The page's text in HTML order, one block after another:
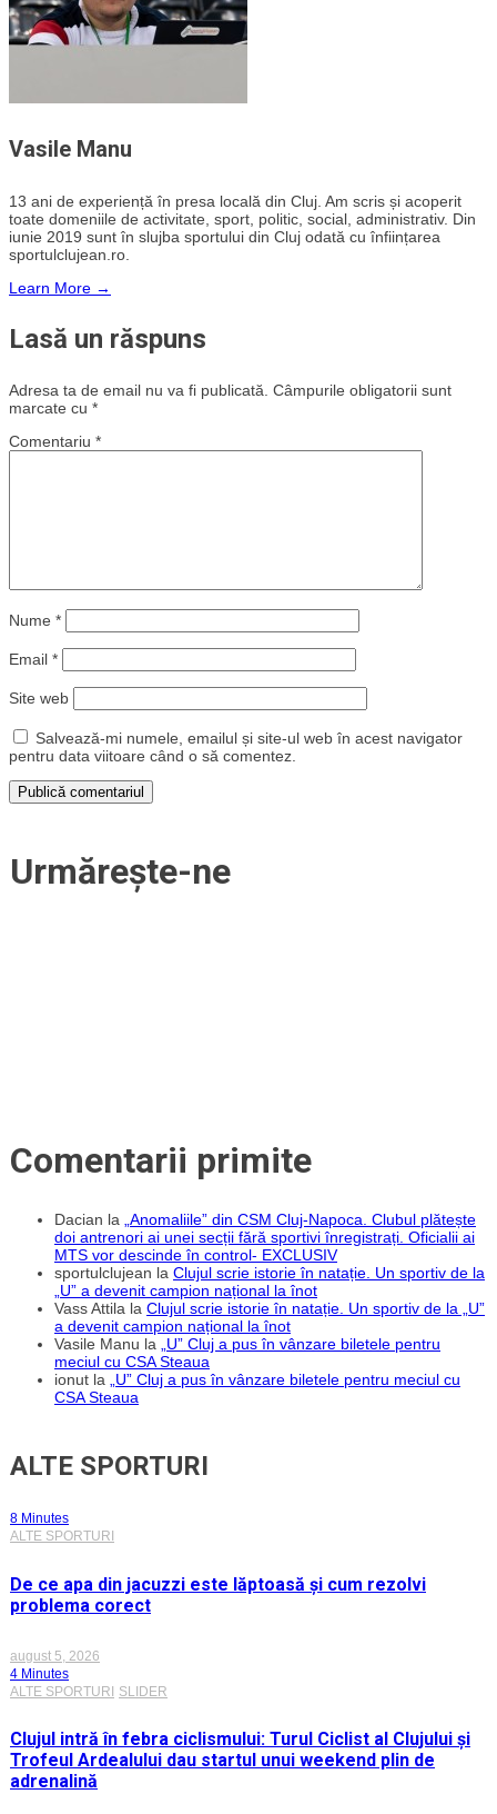
Vasile Manu
13 ani de experiență în presa locală din Cluj. Am scris și acoperit
toate domeniile de activitate, sport, politic, social, administrativ. Din
iunie 2019 sunt în slujba sportului din Cluj odată cu înființarea
sportulclujean.ro.
Learn More →
Lasă un răspuns
Adresa ta de email nu va fi publicată. Câmpurile obligatorii sunt
marcate cu *
Comentariu *
Nume *
Email *
Site web
Salvează-mi numele, emailul și site-ul web în acest navigator
pentru data viitoare când o să comentez.
Urmărește-ne
Comentarii primite
Dacian la „Anomaliile” din CSM Cluj-Napoca. Clubul plătește
doi antrenori ai unei secții fără sportivi înregistrați. Oficialii ai
MTS vor descinde în control- EXCLUSIV
sportulclujean la Clujul scrie istorie în natație. Un sportiv de la
„U” a devenit campion național la înot
Vass Attila la Clujul scrie istorie în natație. Un sportiv de la „U”
a devenit campion național la înot
Vasile Manu la „U” Cluj a pus în vânzare biletele pentru
meciul cu CSA Steaua
ionut la „U” Cluj a pus în vânzare biletele pentru meciul cu
CSA Steaua
ALTE SPORTURI
8 Minutes
ALTE SPORTURI
De ce apa din jacuzzi este lăptoasă și cum rezolvi
problema corect
august 5, 2026
4 Minutes
ALTE SPORTURI SLIDER
Clujul intră în febra ciclismului: Turul Ciclist al Clujului și
Trofeul Ardealului dau startul unui weekend plin de
adrenalină